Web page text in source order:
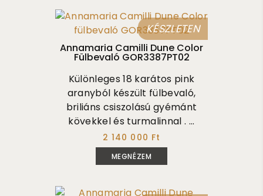
KÉSZLETEN
Annamaria Camilli Dune Color
Fülbevaló GOR3387PT02
Különleges 18 karátos pink
aranyból készült fülbevaló,
briliáns csiszolású gyémánt
kövekkel és turmalinnal . ...
2 140 000 Ft
MEGNÉZEM